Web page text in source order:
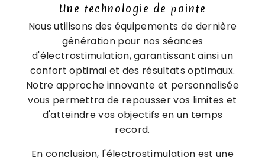
Une technologie de pointe
Nous utilisons des équipements de dernière
génération pour nos séances
d'électrostimulation, garantissant ainsi un
confort optimal et des résultats optimaux.
Notre approche innovante et personnalisée
vous permettra de repousser vos limites et
d'atteindre vos objectifs en un temps
record.
En conclusion, l'électrostimulation est une